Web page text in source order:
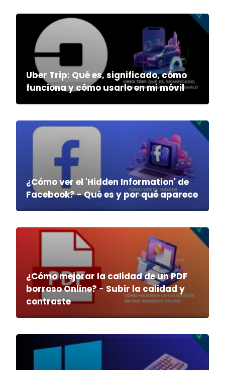
Uber Trip: Qué es, significado, cómo
funciona y cómo usarlo en mi móvil
¿Cómo ver el 'Hidden Information' de
Facebook? - Qué es y por qué aparece
¿Cómo mejorar la calidad de un PDF
borroso Online? - Subir la calidad y
contraste